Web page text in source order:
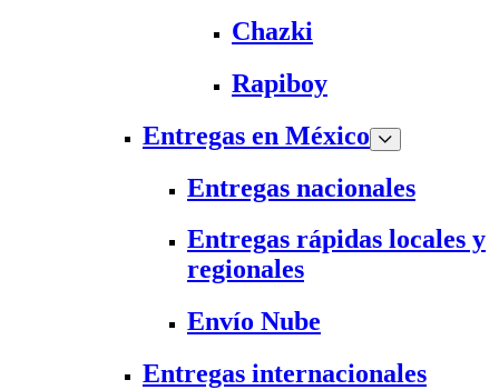
Chazki
Rapiboy
Entregas en México
Entregas nacionales
Entregas rápidas locales y
regionales
Envío Nube
Entregas internacionales